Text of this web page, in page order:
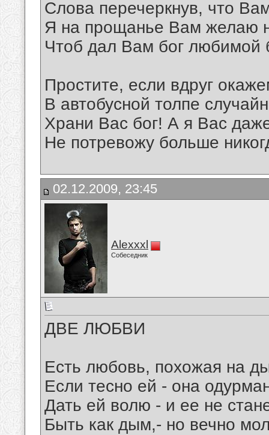
Слова перечеркнув, что
Я на прощанье Вам желаю
Чтоб дал Вам бог любимой
Простите, если вдруг
В автобусной толпе
Храни Вас бог! А я Вас
Не потревожу больше
02.12.2009, 23:45
Alexxxl
Собеседник
ДВЕ ЛЮБВИ
Есть любовь, похожая на
Если тесно ей - она
Дать ей волю - и ее не
Быть как дым,- но вечно